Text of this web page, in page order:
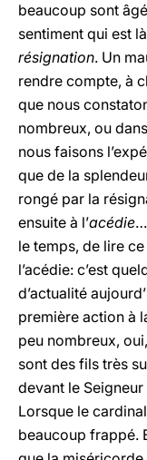
beaucoup sont
sentiment qui est
résignation. Un
rendre compte, à
que nous
nombreux, ou
nous faisons
que de la
rongé par la
ensuite à l’acédie
le temps, de lire
l’acédie: c’est
d’actualité
première action à
peu nombreux,
sont des fils très
devant le
Lorsque le
beaucoup frappé.